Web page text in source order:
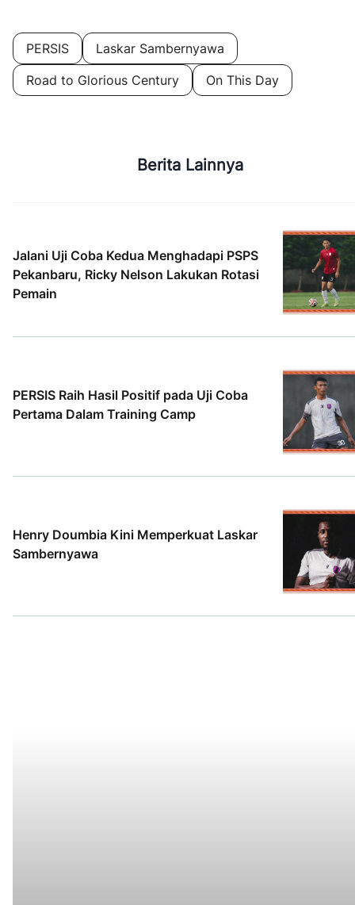
PERSIS
Laskar Sambernyawa
Road to Glorious Century
On This Day
Berita Lainnya
Jalani Uji Coba Kedua Menghadapi PSPS
Pekanbaru, Ricky Nelson Lakukan Rotasi
Pemain
PERSIS Raih Hasil Positif pada Uji Coba
Pertama Dalam Training Camp
Henry Doumbia Kini Memperkuat Laskar
Sambernyawa